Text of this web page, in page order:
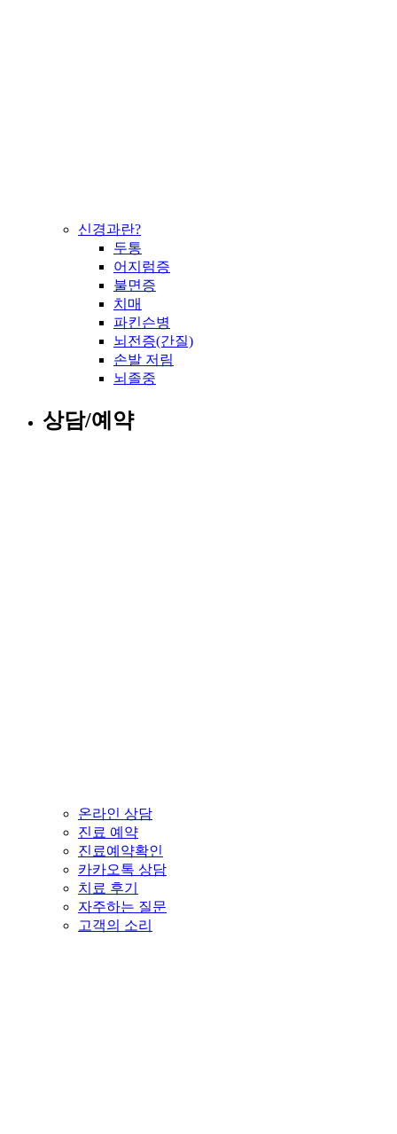
신경과란?
두통
어지럼증
불면증
치매
파킨슨병
뇌전증(간질)
손발 저림
뇌졸중
상담/예약
온라인 상담
진료 예약
진료예약확인
카카오톡 상담
치료 후기
자주하는 질문
고객의 소리